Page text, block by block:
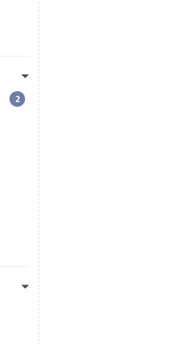
2